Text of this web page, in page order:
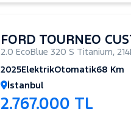
FORD TOURNEO
2.0 EcoBlue 320 S Titanium,
2025ElektrikOtomatik68 Km
İstanbul
2.767.000 TL